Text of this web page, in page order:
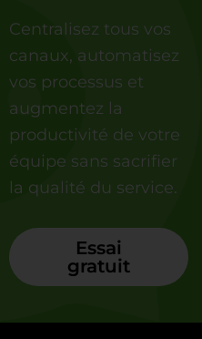
Centralisez tous vos
canaux, automatisez
vos processus et
augmentez la
productivité de votre
équipe sans sacrifier
la qualité du service.
Essai
gratuit